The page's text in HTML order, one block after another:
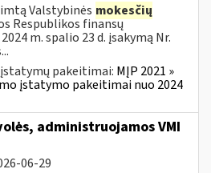
Valstybinės mokesčių
Respublikos finansų
m. spalio 23 d. įsakymą Nr.
pakeitimai: MĮP 2021 »
įstatymo pakeitimai nuo 2024
administruojamos VMI
06-29